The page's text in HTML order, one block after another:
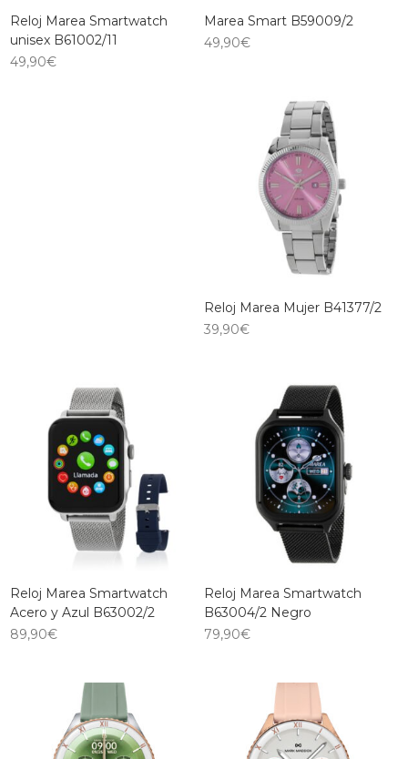
Reloj Marea Smartwatch
unisex B61002/11
49,90€
Marea Smart B59009/2
49,90€
Reloj Marea Mujer B41377/2
39,90€
Reloj Marea Smartwatch
Acero y Azul B63002/2
89,90€
Reloj Marea Smartwatch
B63004/2 Negro
79,90€